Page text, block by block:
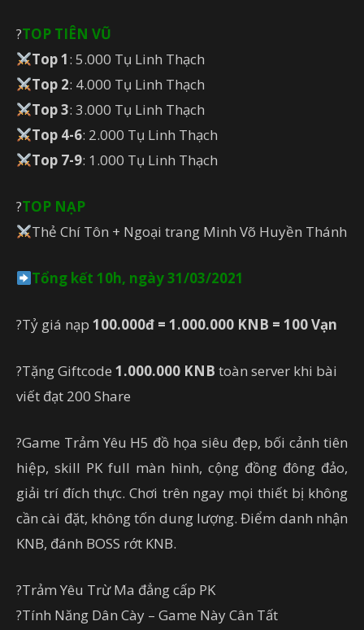
?TOP TIÊN VŨ
Top 1: 5.000 Tụ Linh Thạch
Top 2: 4.000 Tụ Linh Thạch
Top 3: 3.000 Tụ Linh Thạch
Top 4-6: 2.000 Tụ Linh Thạch
Top 7-9: 1.000 Tụ Linh Thạch
?TOP NẠP
Thẻ Chí Tôn + Ngoại trang Minh Võ Huyền Thánh
Tổng kết 10h, ngày 31/03/2021
?Tỷ giá nạp 100.000đ = 1.000.000 KNB = 100 Vạn
?Tặng Giftcode 1.000.000 KNB toàn server khi bài
viết đạt 200 Share
?Game Trảm Yêu H5 đồ họa siêu đẹp, bối cảnh tiên
hiệp, skill PK full màn hình, cộng đồng đông đảo,
giải trí đích thực. Chơi trên ngay mọi thiết bị không
cần cài đặt, không tốn dung lượng. Điểm danh nhận
KNB, đánh BOSS rớt KNB.
?Trảm Yêu Trừ Ma đẳng cấp PK
?Tính Năng Dân Cày – Game Này Cân Tất